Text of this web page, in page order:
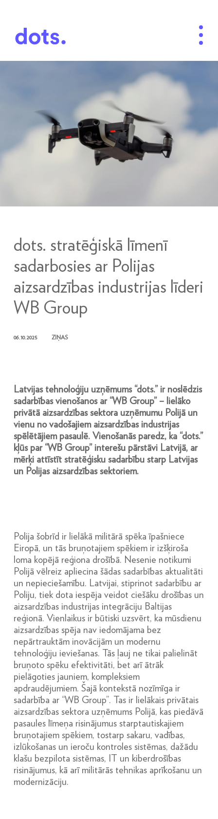
dots. stratēģiskā līmenī
sadarbosies ar Polijas
aizsardzības industrijas līderi
WB Group
06.10.2025 ZIŅAS
Latvijas tehnoloģiju uzņēmums “dots.” ir noslēdzis
sadarbības vienošanos ar “WB Group” – lielāko
privātā aizsardzības sektora uzņēmumu Polijā un
vienu no vadošajiem aizsardzības industrijas
spēlētājiem pasaulē. Vienošanās paredz, ka “dots.”
kļūs par “WB Group” interešu pārstāvi Latvijā, ar
mērķi attīstīt stratēģisku sadarbību starp Latvijas
un Polijas aizsardzības sektoriem.
Polija šobrīd ir lielākā militārā spēka īpašniece
Eiropā, un tās bruņotajiem spēkiem ir izšķiroša
loma kopējā reģiona drošībā. Nesenie notikumi
Polijā vēlreiz apliecina šādas sadarbības aktualitāti
un nepieciešamību. Latvijai, stiprinot sadarbību ar
Poliju, tiek dota iespēja veidot ciešāku drošības un
aizsardzības industrijas integrāciju Baltijas
reģionā. Vienlaikus ir būtiski uzsvērt, ka mūsdienu
aizsardzības spēja nav iedomājama bez
nepārtrauktām inovācijām un modernu
tehnoloģiju ieviešanas. Tās ļauj ne tikai palielināt
bruņoto spēku efektivitāti, bet arī ātrāk
pielāgoties jauniem, kompleksiem
apdraudējumiem. Šajā kontekstā nozīmīga ir
sadarbība ar “WB Group”. Tas ir lielākais privātais
aizsardzības sektora uzņēmums Polijā, kas piedāvā
pasaules līmeņa risinājumus starptautiskajiem
bruņotajiem spēkiem, tostarp sakaru, vadības,
izlūkošanas un ieroču kontroles sistēmas, dažādu
klašu bezpilota sistēmas, IT un kiberdrošības
risinājumus, kā arī militārās tehnikas aprīkošanu un
modernizāciju.